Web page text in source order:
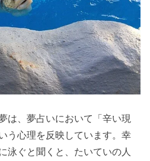
は、夢占いにおいて「辛い現
う心理を反映しています。幸
泳ぐと聞くと、たいていの人